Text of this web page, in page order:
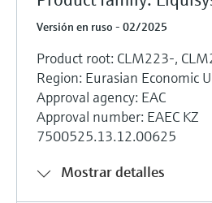
Versión en ruso - 02/2025
Product root: CLM223-,
Region: Eurasian Economic
Approval agency: EAC
Approval number: EAEC KZ
7500525.13.12.00625
Mostrar detalles